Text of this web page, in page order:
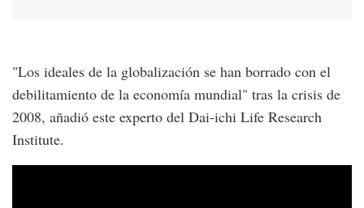
"Los ideales de la globalización se han borrado con el
debilitamiento de la economía mundial" tras la crisis de
2008, añadió este experto del Dai-ichi Life Research
Institute.